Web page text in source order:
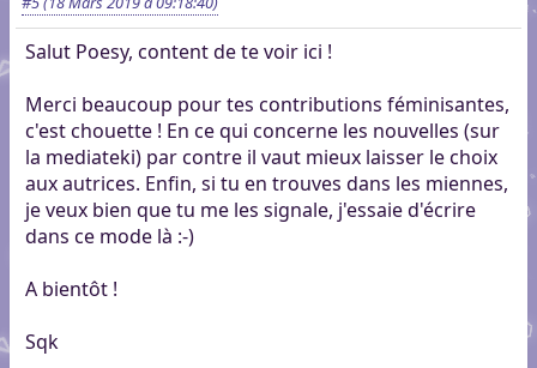
Salut Poesy, content de te voir ici !
Merci beaucoup pour tes contributions féminisantes,
c'est chouette ! En ce qui concerne les nouvelles (sur
la mediateki) par contre il vaut mieux laisser le choix
aux autrices. Enfin, si tu en trouves dans les miennes,
je veux bien que tu me les signale, j'essaie d'écrire
dans ce mode là :-)
A bientôt !
Sqk